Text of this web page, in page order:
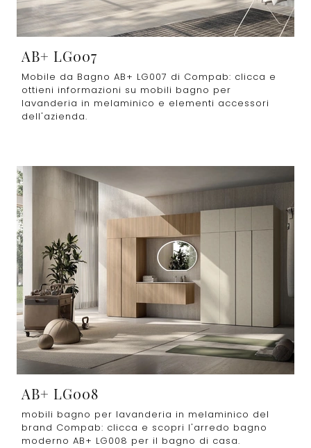
AB+ LG007
Mobile da Bagno AB+ LG007 di Compab: clicca e
ottieni informazioni su mobili bagno per
lavanderia in melaminico e elementi accessori
dell'azienda.
AB+ LG008
mobili bagno per lavanderia in melaminico del
brand Compab: clicca e scopri l'arredo bagno
moderno AB+ LG008 per il bagno di casa.